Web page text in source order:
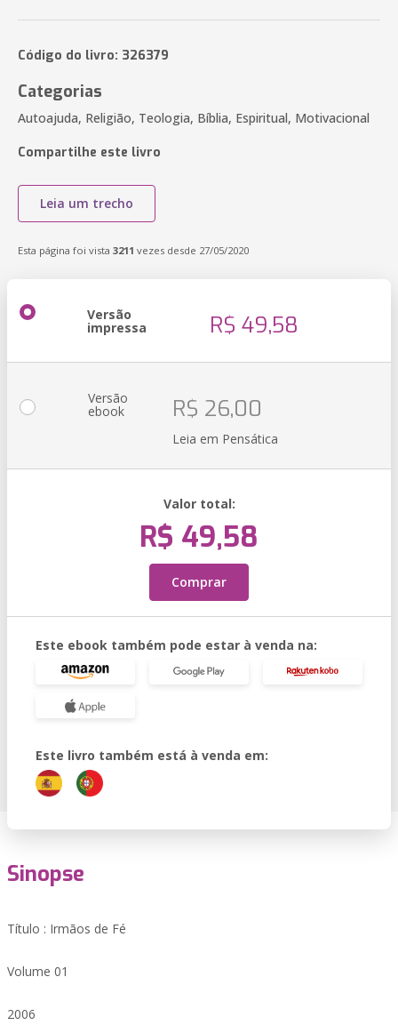
Código do livro: 326379
Categorias
Autoajuda, Religião, Teologia, Bíblia, Espiritual, Motivacional
Compartilhe este livro
Leia um trecho
Esta página foi vista 3211 vezes desde 27/05/2020
Versão
impressa R$ 49,58
Versão
ebook R$ 26,00
Leia em Pensática
Valor total:
R$ 49,58
Comprar
Este ebook também pode estar à venda na:
Este livro também está à venda em:
Sinopse
Título : Irmãos de Fé
Volume 01
2006